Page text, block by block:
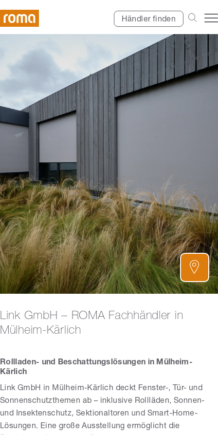
Händler finden
Link GmbH – ROMA Fachhändler in
Mülheim-Kärlich
Rollladen- und Beschattungslösungen in Mülheim-
Kärlich
Link GmbH in Mülheim-Kärlich deckt Fenster-, Tür- und
Sonnenschutzthemen ab – inklusive Rollläden, Sonnen-
und Insektenschutz, Sektionaltoren und Smart-Home-
Lösungen. Eine große Ausstellung ermöglicht die